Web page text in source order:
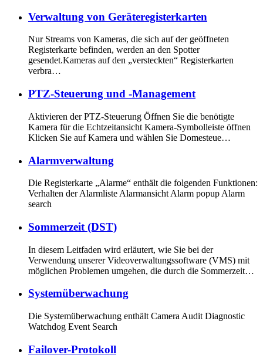
Verwaltung von Geräteregisterkarten
Nur Streams von Kameras, die sich auf der geöffneten
Registerkarte befinden, werden an den Spotter
gesendet.Kameras auf den „versteckten“ Registerkarten
verbra…
PTZ-Steuerung und -Management
Aktivieren der PTZ-Steuerung Öffnen Sie die benötigte
Kamera für die Echtzeitansicht Kamera-Symbolleiste öffnen
Klicken Sie auf Kamera und wählen Sie Domesteue…
Alarmverwaltung
Die Registerkarte „Alarme“ enthält die folgenden Funktionen:
Verhalten der Alarmliste Alarmansicht Alarm popup Alarm
search
Sommerzeit (DST)
In diesem Leitfaden wird erläutert, wie Sie bei der
Verwendung unserer Videoverwaltungssoftware (VMS) mit
möglichen Problemen umgehen, die durch die Sommerzeit…
Systemüberwachung
Die Systemüberwachung enthält Camera Audit Diagnostic
Watchdog Event Search
Failover-Protokoll